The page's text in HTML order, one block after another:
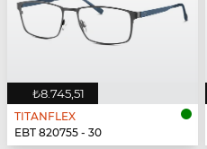
₺8.745,51
TITANFLEX
EBT 820755 - 30